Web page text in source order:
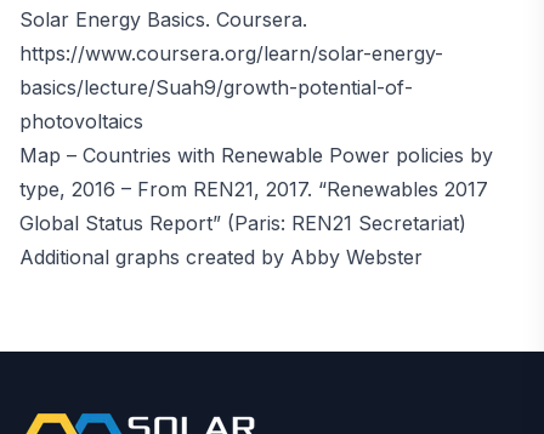
Solar Energy Basics. Coursera.
https://www.coursera.org/learn/solar-energy-
basics/lecture/Suah9/growth-potential-of-
photovoltaics
Map – Countries with Renewable Power policies by
type, 2016 – From REN21, 2017. “Renewables 2017
Global Status Report” (Paris: REN21 Secretariat)
Additional graphs created by Abby Webster